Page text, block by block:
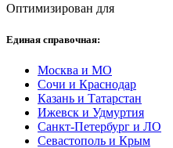
Оптимизирован для
Единая справочная:
Москва и МО
Сочи и Краснодар
Казань и Татарстан
Ижевск и Удмуртия
Санкт-Петербург и ЛО
Севастополь и Крым